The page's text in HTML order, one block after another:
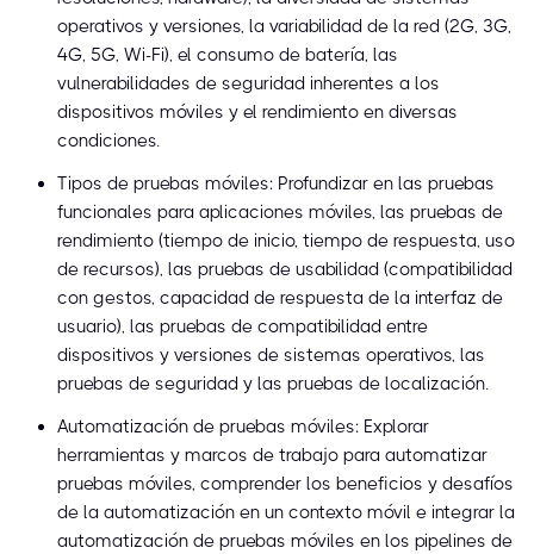
operativos y versiones, la variabilidad de la red (2G, 3G,
4G, 5G, Wi-Fi), el consumo de batería, las
vulnerabilidades de seguridad inherentes a los
dispositivos móviles y el rendimiento en diversas
condiciones.
Tipos de pruebas móviles: Profundizar en las pruebas
funcionales para aplicaciones móviles, las pruebas de
rendimiento (tiempo de inicio, tiempo de respuesta, uso
de recursos), las pruebas de usabilidad (compatibilidad
con gestos, capacidad de respuesta de la interfaz de
usuario), las pruebas de compatibilidad entre
dispositivos y versiones de sistemas operativos, las
pruebas de seguridad y las pruebas de localización.
Automatización de pruebas móviles: Explorar
herramientas y marcos de trabajo para automatizar
pruebas móviles, comprender los beneficios y desafíos
de la automatización en un contexto móvil e integrar la
automatización de pruebas móviles en los pipelines de